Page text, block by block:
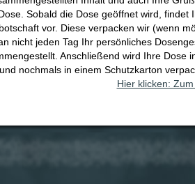
Sobald die Dose geöffnet wird,
vor. Diese verpacken wir (wenn
nicht jeden Tag Ihr persönliches
Anschließend wird Ihre Dose
nochmals in einem Schutzkarton
Hier klicken: